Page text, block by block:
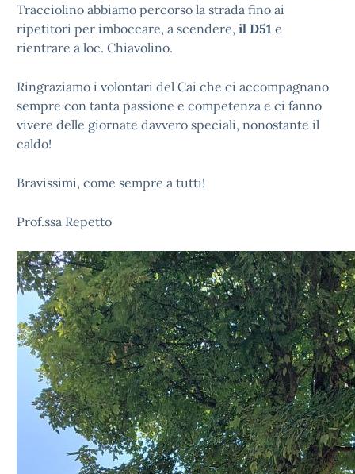
Tracciolino abbiamo percorso la strada fino ai
ripetitori per imboccare, a scendere, il D51 e
rientrare a loc. Chiavolino.
Ringraziamo i volontari del Cai che ci accompagnano
sempre con tanta passione e competenza e ci fanno
vivere delle giornate davvero speciali, nonostante il
caldo!
Bravissimi, come sempre a tutti!
Prof.ssa Repetto